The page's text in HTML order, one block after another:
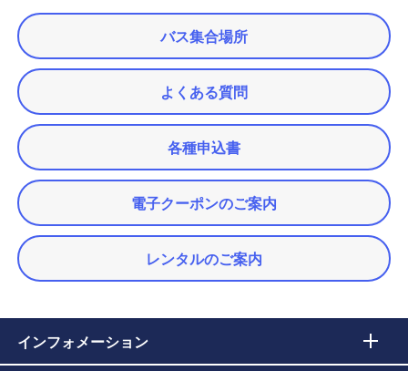
バス集合場所
よくある質問
各種申込書
電子クーポンのご案内
レンタルのご案内
インフォメーション